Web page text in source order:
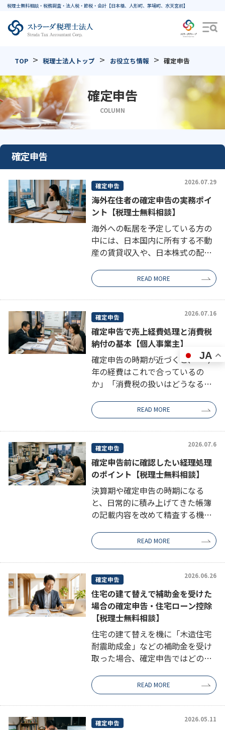
税理士無料相談・税務調査・法人税・節税・会計【日本橋、人形町、茅場町、水天宮
TOP > 税理士法人トップ > お役立ち情報 > 確定申告
確定申告
COLUMN
確定申告
確定申告 2026.07.29
海外在住者の確定申告の実務ポイ
ント【税理士無料相談】
海外への転居を予定している方の
中には、日本国内に所有する不動
産の賃貸収入や、日本株式の配当
対応すればよいか迷う方が少なく
ありません。海外在住 確定申告 納
税管理人という組み合わせで情報
を探す […]
READ MORE
確定申告 2026.07.16
確定申告で売上経費処理と消費税
納付の基本【個人事業主】
確定申告の時期が近づくと、「今
年の経費はこれで合っているの
か」「消費税の扱いはどうなるの
いのではないでしょうか。特に個
人事業主の場合、売上の種類が多
岐にわたったり、資金が一時的に
口座を経由し […]
READ MORE
確定申告 2026.07.6
確定申告前に確認したい経理処理
のポイント【税理士無料相談】
決算期や確定申告の時期になる
と、日常的に積み上げてきた帳簿
の記載内容を改めて精査する機会
シュレス決済による売上の分類が
曖昧になっていたり、未収入金と
して長期間計上されたまま回収の
見通しが立っ […]
READ MORE
確定申告 2026.06.26
住宅の建て替えで補助金を受けた
場合の確定申告・住宅ローン控除
【税理士無料相談】
住宅の建て替えを機に「木造住宅
耐震助成金」などの補助金を受け
取った場合、確定申告ではどのよ
る方は少なくありません。補助金
の取り扱いは、住宅ローン控除
（住宅借入金等特別控除）の計算
にも影響する […]
READ MORE
確定申告 2026.05.11
JA